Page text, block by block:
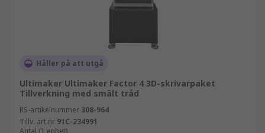
anpassade protesdelar till specialapparatur,
presenterar 3D-utskrift en flexibel och
individualistiska krav. Inom medicin är det ibland
nödvändigt att ha apparatur och kirurgiska
verktyg utskrivna enligt specifikationerna för ett
individuellt patientscenario, och RS sortiment av
Håller på att utgå
Ultimaker Ultimaker Factor 4 3D-skrivarpaket
Tillverkning med smält tråd
RS-artikelnummer 308-964
Tillv. art.nr 91C-234991
Antal (1 enhet)